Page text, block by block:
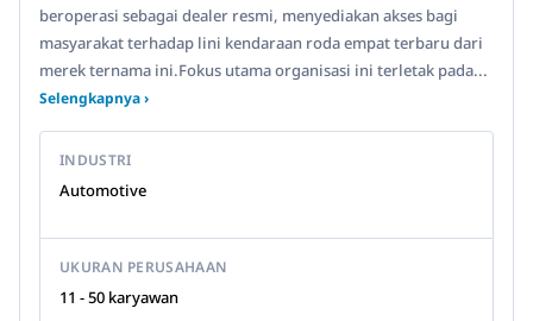
beroperasi sebagai dealer resmi, menyediakan akses bagi
masyarakat terhadap lini kendaraan roda empat terbaru dari
merek ternama ini.Fokus utama organisasi ini terletak pada...
Selengkapnya ›
INDUSTRI
Automotive
UKURAN PERUSAHAAN
11 - 50 karyawan